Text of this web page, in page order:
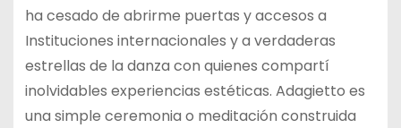
ha cesado de abrirme puertas y accesos a
Instituciones internacionales y a verdaderas
estrellas de la danza con quienes compartí
inolvidables experiencias estéticas. Adagietto es
una simple ceremonia o meditación construida